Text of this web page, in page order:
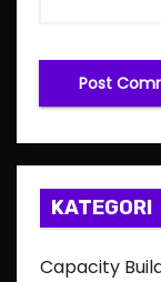
KATEGORI
Capacity